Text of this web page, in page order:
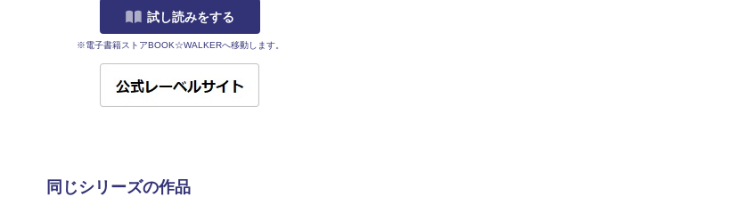
試し読みをする
※電子書籍ストアBOOK☆WALKERへ移動します。
同じシリーズの作品